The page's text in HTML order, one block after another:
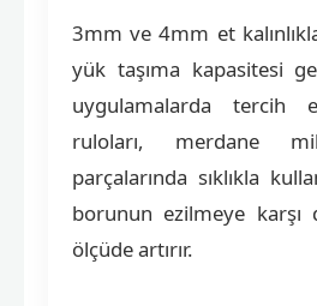
3mm ve 4mm et
yük taşıma kapasitesi
uygulamalarda tercih
ruloları, merdane
parçalarında sıklıkla
borunun ezilmeye karşı
ölçüde artırır.